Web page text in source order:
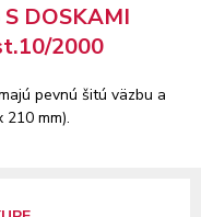
DOSKAMI
2000
pevnú šitú väzbu a
mm).